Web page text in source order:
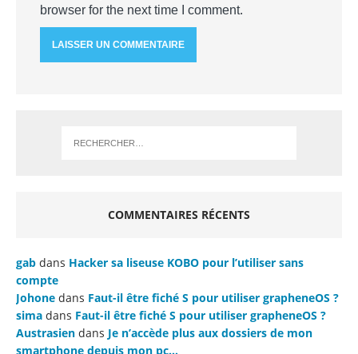
browser for the next time I comment.
COMMENTAIRES RÉCENTS
gab dans Hacker sa liseuse KOBO pour l’utiliser sans
compte
Johone dans Faut-il être fiché S pour utiliser grapheneOS ?
sima dans Faut-il être fiché S pour utiliser grapheneOS ?
Austrasien dans Je n’accède plus aux dossiers de mon
smartphone depuis mon pc…